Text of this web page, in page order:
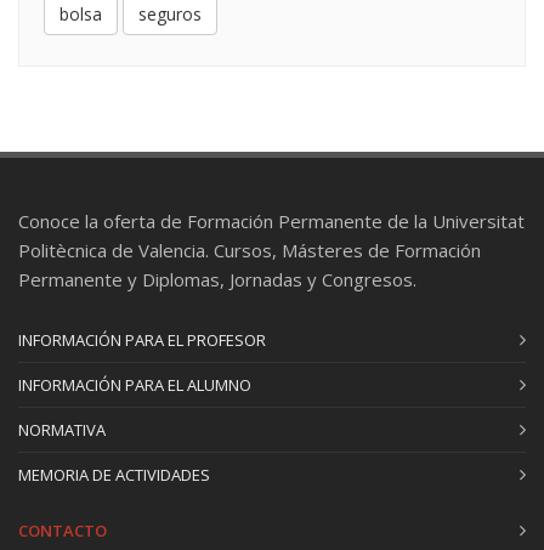
bolsa seguros
Conoce la oferta de Formación Permanente de la Universitat
Politècnica de Valencia. Cursos, Másteres de Formación
Permanente y Diplomas, Jornadas y Congresos.
INFORMACIÓN PARA EL PROFESOR
INFORMACIÓN PARA EL ALUMNO
NORMATIVA
MEMORIA DE ACTIVIDADES
CONTACTO